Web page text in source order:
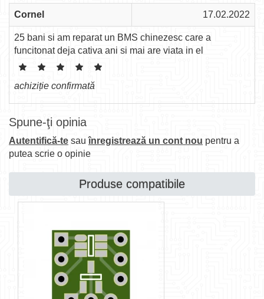
Cornel 17.02.2022
25 bani si am reparat un BMS chinezesc care a
funcitonat deja cativa ani si mai are viata in el
achiziție confirmată
Spune-ţi opinia
Autentifică-te sauînregistrează un cont nou pentru a
putea scrie o opinie
Produse compatibile